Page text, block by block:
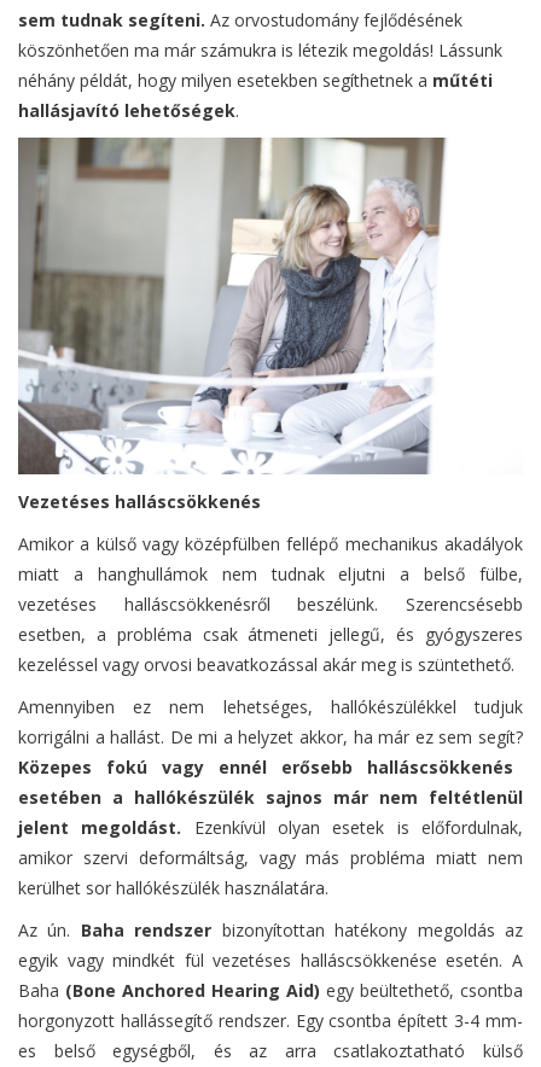
sem tudnak segíteni. Az orvostudomány fejlődésének
köszönhetően ma már számukra is létezik megoldás! Lássunk
néhány példát, hogy milyen esetekben segíthetnek a műtéti
hallásjavító lehetőségek.
Vezetéses halláscsökkenés
Amikor a külső vagy középfülben fellépő mechanikus akadályok
miatt a hanghullámok nem tudnak eljutni a belső fülbe,
vezetéses halláscsökkenésről beszélünk. Szerencsésebb
esetben, a probléma csak átmeneti jellegű, és gyógyszeres
kezeléssel vagy orvosi beavatkozással akár meg is szüntethető.
Amennyiben ez nem lehetséges, hallókészülékkel tudjuk
korrigálni a hallást. De mi a helyzet akkor, ha már ez sem segít?
Közepes fokú vagy ennél erősebb halláscsökkenés
esetében a hallókészülék sajnos már nem feltétlenül
jelent megoldást. Ezenkívül olyan esetek is előfordulnak,
amikor szervi deformáltság, vagy más probléma miatt nem
kerülhet sor hallókészülék használatára.
Az ún. Baha rendszer bizonyítottan hatékony megoldás az
egyik vagy mindkét fül vezetéses halláscsökkenése esetén. A
Baha (Bone Anchored Hearing Aid) egy beültethető, csontba
horgonyzott hallássegítő rendszer. Egy csontba épített 3-4 mm-
es belső egységből, és az arra csatlakoztatható külső